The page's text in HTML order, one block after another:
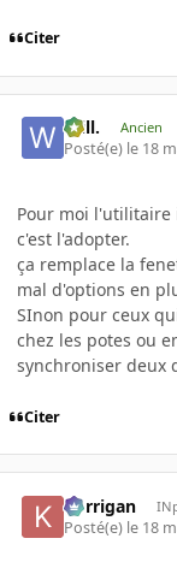
Citer
Will. Ancien
Posté(e) le 18
Pour moi l'utilitaire
c'est l'adopter.
ça remplace la
mal d'options en
SInon pour ceux
chez les potes ou
synchroniser deux
Citer
korrigan
Posté(e) le 18